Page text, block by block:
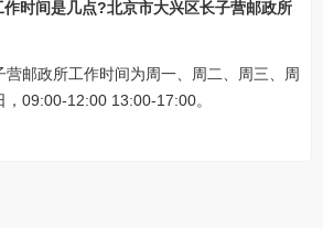
时间是几点?北京市大兴区长子营邮政所
营邮政所工作时间为周一、周二、周三、周
09:00-12:00 13:00-17:00。